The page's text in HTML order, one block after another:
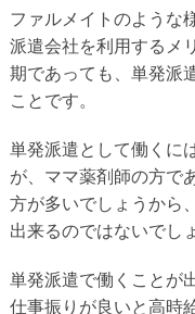
ファルメイトのような
派遣会社を利用するメ
期であっても、単発派
ことです。
単発派遣として働くに
が、ママ薬剤師の方で
方が多いでしょうから
出来るのではないでし
単発派遣で働くことが
仕事振りが良いと高時